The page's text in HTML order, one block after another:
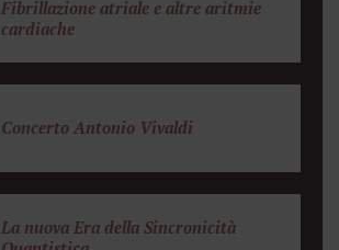
Fibrillazione atriale e altre aritmie
cardiache
Concerto Antonio Vivaldi
La nuova Era della Sincronicità